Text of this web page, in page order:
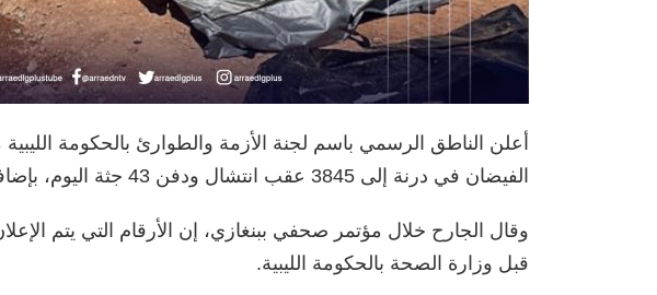
أعلن الناطق الرسمي باسم لجنة الأزمة والطوارئ بالحكومة
الفيضان في درنة إلى 3845 عقب انتشال ودفن 43 جثة اليوم، بإضافة 202 جثة أمس.
وقال الجارح خلال مؤتمر صحفي ببنغازي، إن الأرقام التي يتم
قبل وزارة الصحة بالحكومة الليبية.